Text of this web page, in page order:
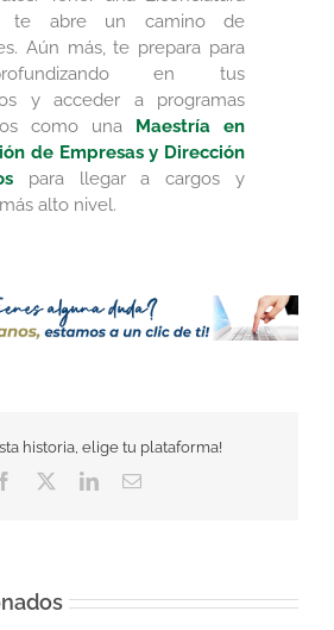
te abre un camino de
Aún más, te prepara para
en tus
y acceder a programas
como una Maestría en
de Empresas y Dirección
para llegar a cargos y
alto nivel.
historia, elige tu plataforma!
Facebook
TwitterLinkedInCorreo